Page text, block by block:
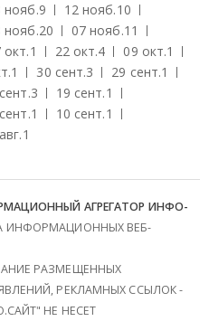
нояб.9 12 нояб.10
нояб.20 07 нояб.11
окт.1 22 окт.4 09 окт.1
1 30 сент.3 29 сент.1
3 19 сент.1
1 10 сент.1
1
АГРЕГАТОР ИНФО-
ИНФОРМАЦИОННЫХ ВЕБ-
РАЗМЕЩЕННЫХ
РЕКЛАМНЫХ ССЫЛОК -
НЕ НЕСЕТ